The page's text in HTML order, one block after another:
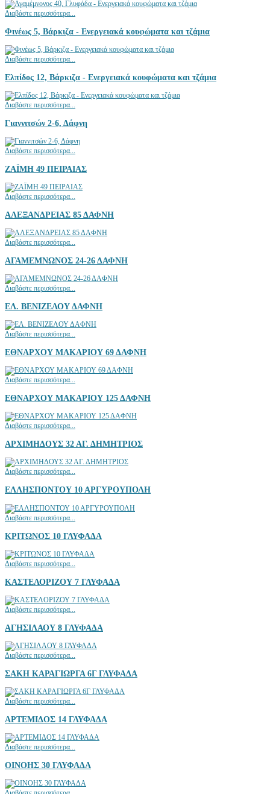
Διαβάστε περισσότερα...
Φινέως 5, Βάρκιζα - Ενεργειακά κουφώματα και τζάμια
Διαβάστε περισσότερα...
Ελπίδος 12, Βάρκιζα - Ενεργειακά κουφώματα και τζάμια
Διαβάστε περισσότερα...
Γιαννιτσών 2-6, Δάφνη
Διαβάστε περισσότερα...
ΖΑΪΜΗ 49 ΠΕΙΡΑΙΑΣ
Διαβάστε περισσότερα...
ΑΛΕΞΑΝΔΡΕΙΑΣ 85 ΔΑΦΝΗ
Διαβάστε περισσότερα...
ΑΓΑΜΕΜΝΩΝΟΣ 24-26 ΔΑΦΝΗ
Διαβάστε περισσότερα...
ΕΛ. ΒΕΝΙΖΕΛΟΥ ΔΑΦΝΗ
Διαβάστε περισσότερα...
ΕΘΝΑΡΧΟΥ ΜΑΚΑΡΙΟΥ 69 ΔΑΦΝΗ
Διαβάστε περισσότερα...
ΕΘΝΑΡΧΟΥ ΜΑΚΑΡΙΟΥ 125 ΔΑΦΝΗ
Διαβάστε περισσότερα...
ΑΡΧΙΜΗΔΟΥΣ 32 ΑΓ. ΔΗΜΗΤΡΙΟΣ
Διαβάστε περισσότερα...
ΕΛΛΗΣΠΟΝΤΟΥ 10 ΑΡΓΥΡΟΥΠΟΛΗ
Διαβάστε περισσότερα...
ΚΡΙΤΩΝΟΣ 10 ΓΛΥΦΑΔΑ
Διαβάστε περισσότερα...
ΚΑΣΤΕΛΟΡΙΖΟΥ 7 ΓΛΥΦΑΔΑ
Διαβάστε περισσότερα...
ΑΓΗΣΙΛΑΟΥ 8 ΓΛΥΦΑΔΑ
Διαβάστε περισσότερα...
ΣΑΚΗ ΚΑΡΑΓΙΩΡΓΑ 6Γ ΓΛΥΦΑΔΑ
Διαβάστε περισσότερα...
ΑΡΤΕΜΙΔΟΣ 14 ΓΛΥΦΑΔΑ
Διαβάστε περισσότερα...
ΟΙΝΟΗΣ 30 ΓΛΥΦΑΔΑ